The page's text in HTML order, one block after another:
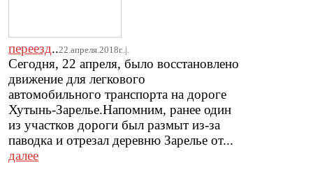
переезд..22.апреля.2018г..|.
Сегодня, 22 апреля, было восстановлено
движение для легкового
автомобильного транспорта на дороге
Хутынь-Зарелье.Напомним, ранее один
из участков дороги был размыт из-за
паводка и отрезал деревню Зарелье от...
далее